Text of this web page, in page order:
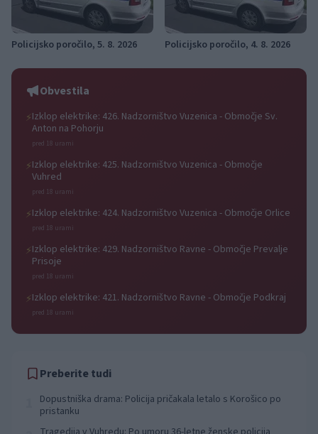
Policijsko poročilo, 5. 8. 2026 Policijsko poročilo, 4. 8. 2026
Obvestila
⚡Izklop elektrike: 426. Nadzorništvo Vuzenica - Območje Sv.
Anton na Pohorju
pred 18 urami
⚡Izklop elektrike: 425. Nadzorništvo Vuzenica - Območje
Vuhred
pred 18 urami
⚡Izklop elektrike: 424. Nadzorništvo Vuzenica - Območje Orlice
pred 18 urami
⚡Izklop elektrike: 429. Nadzorništvo Ravne - Območje Prevalje
Prisoje
pred 18 urami
⚡Izklop elektrike: 421. Nadzorništvo Ravne - Območje Podkraj
pred 18 urami
Preberite tudi
Dopustniška drama: Policija pričakala letalo s Korošico po
pristanku